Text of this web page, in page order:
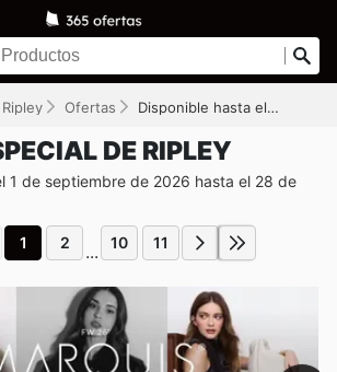
Ofertas Disponible hasta el 28-02-2027
DE RIPLEY
1 de septiembre de 2026 hasta el 28 de
1 2 ... 10 11